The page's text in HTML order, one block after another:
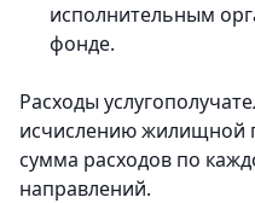
исполнительным
фонде.
Расходы
исчислению жилищной
сумма расходов по
направлений.